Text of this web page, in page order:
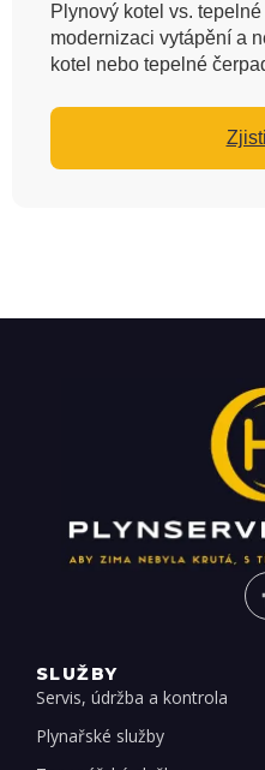
Plynový kotel vs.
modernizaci vytápění a
kotel nebo tepelné
SLUŽBY
Servis, údržba a kontrola
Plynařské služby